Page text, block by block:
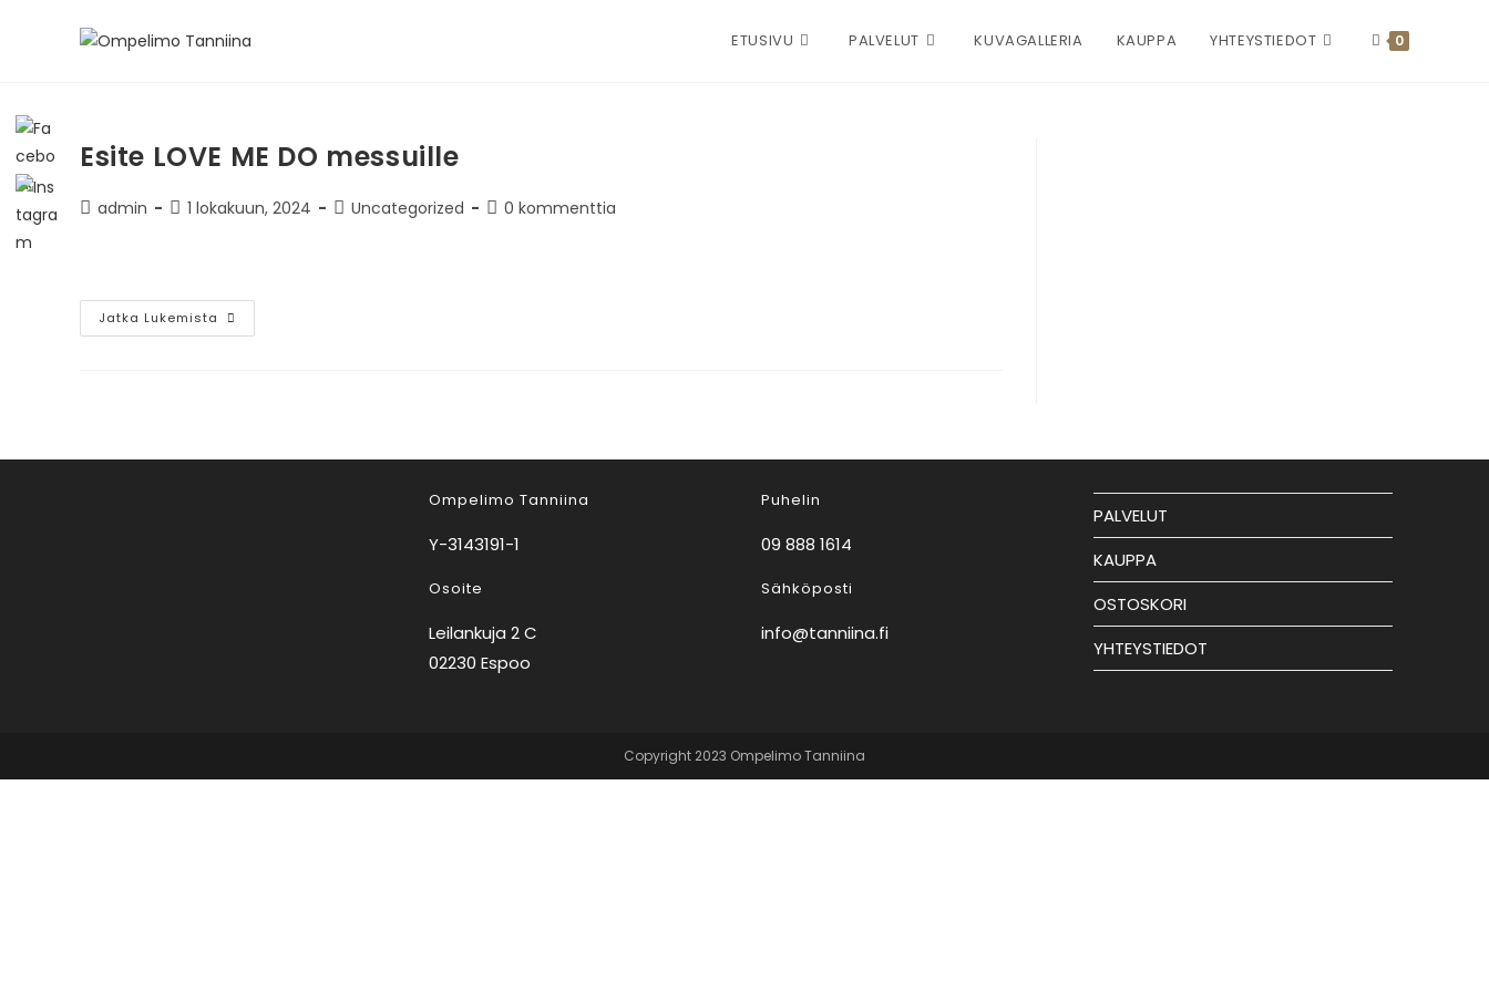
ETUSIVU PALVELUT KUVAGALLERIA KAUPPA YHTEYSTIEDOT 0
Esite LOVE ME DO messuille
admin 1 lokakuun, 2024 Uncategorized 0 kommenttia
Jatka Lukemista
Ompelimo Tanniina
Y-3143191-1
Osoite
Leilankuja 2 C
02230 Espoo
Puhelin
09 888 1614
Sähköposti
info@tanniina.fi
PALVELUT
KAUPPA
OSTOSKORI
YHTEYSTIEDOT
Copyright 2023 Ompelimo Tanniina